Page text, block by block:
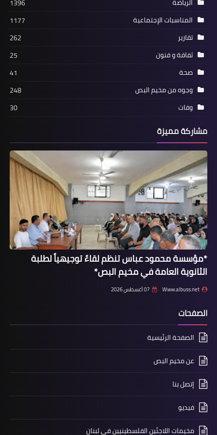
أخبار البص
بخيوطها التراثية تتقن موهبة التطريز
مقالات
شيرين أبو عاقلة ... كانت معنا وستبقى
معنا
أخبار المخيمات
الأمن الوطني يفتتح دورة الشهيد«ة»
شيرين أبو عاقلة في منطقة صيدا
الرياضة
1396
المناسبات الإجتماعية
1177
تقارير
262
ثفافة و فنون
25
صحة
41
وجوه من مخيم البص
248
وفات
30
مشاركة مميزة
*مؤسسة محمود عباس تنظم لقاءً توجيهياً لطلبة
الثانوية العامة في مخيم البص*
Www.albuss.net 07 أغسطس 2026
الصفحات
الصفحة الرئيسية
عن مخيم البص
إتصل بنا
فيديو
مخيمات اللاجئين الفلسطينيين في لبنان